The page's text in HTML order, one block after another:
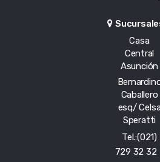
Casa
Central
Asunción
Caballero
esq/ Celsa
Speratti
Tel.:(021)
729 32 32